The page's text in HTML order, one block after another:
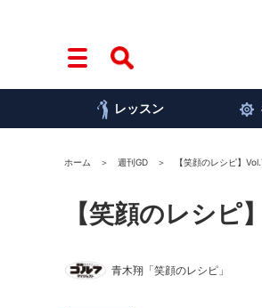
レッスン
ホーム 週刊GD 【笑顔のレシピ】
【笑顔のレシピ
青木翔「笑顔のレシピ」